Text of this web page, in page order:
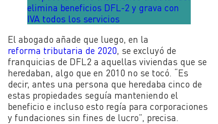
elimina beneficios DFL-2 y grava con
IVA todos los servicios
El abogado añade que luego, en la
reforma tributaria de 2020, se excluyó de
franquicias de DFL2 a aquellas viviendas que se
heredaban, algo que en 2010 no se tocó. “Es
decir, antes una persona que heredaba cinco de
estas propiedades seguía manteniendo el
beneficio e incluso esto regía para corporaciones
y fundaciones sin fines de lucro”, precisa.